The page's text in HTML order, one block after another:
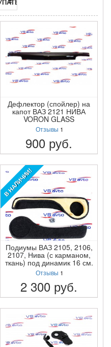
Дефлектор (спойлер) на
капот ВАЗ 2121 НИВА
VORON GLASS
Отзывы 1
900 руб.
ПОДРОБНЕЕ
В НАЛИЧИИ!
Подиумы ВАЗ 2105, 2106,
2107, Нива (с карманом,
ткань) под динамик 16 см.
Отзывы 1
2 300 руб.
ПОДРОБНЕЕ